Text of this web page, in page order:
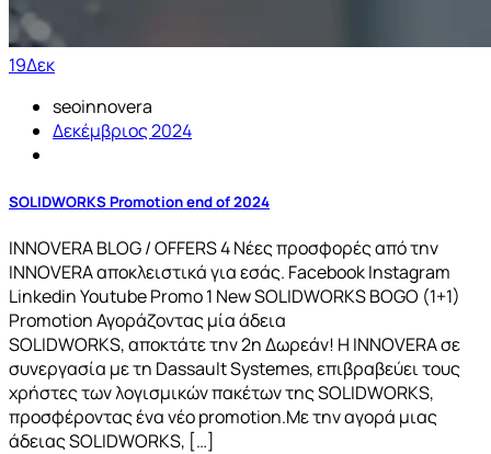
19Δεκ
seoinnovera
Δεκέμβριος 2024
SOLIDWORKS Promotion end of 2024
INNOVERA BLOG / OFFERS 4 Νέες προσφορές από την
INNOVERA αποκλειστικά για εσάς. Facebook Instagram
Linkedin Youtube Promo 1 New SOLIDWORKS BOGO (1+1)
Promotion Αγοράζοντας μία άδεια
SOLIDWORKS, αποκτάτε την 2η Δωρεάν! Η INNOVERA σε
συνεργασία με τη Dassault Systemes, επιβραβεύει τους
χρήστες των λογισμικών πακέτων της SOLIDWORKS,
προσφέροντας ένα νέο promotion.Με την αγορά μιας
άδειας SOLIDWORKS, […]